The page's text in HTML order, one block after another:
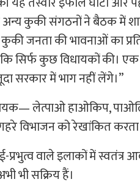
कुकी संगठनों ने बैठक में
जनता की भावनाओं का
सिर्फ कुछ विधायकों की।
सरकार में भाग नहीं लेंगे।”
लेत्पाओ हाओकिप,
विभाजन को रेखांकित करता
प्रभुत्व वाले इलाकों में
भी सक्रिय हैं।